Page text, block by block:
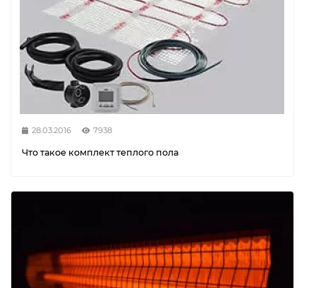
28.03.2016 7938
Что такое комплект теплого пола